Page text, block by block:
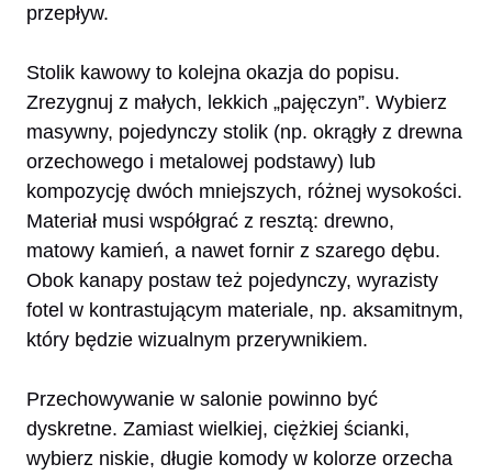
przepływ.
Stolik kawowy to kolejna okazja do popisu.
Zrezygnuj z małych, lekkich „pajęczyn”. Wybierz
masywny, pojedynczy stolik (np. okrągły z drewna
orzechowego i metalowej podstawy) lub
kompozycję dwóch mniejszych, różnej wysokości.
Materiał musi współgrać z resztą: drewno,
matowy kamień, a nawet fornir z szarego dębu.
Obok kanapy postaw też pojedynczy, wyrazisty
fotel w kontrastującym materiale, np. aksamitnym,
który będzie wizualnym przerywnikiem.
Przechowywanie w salonie powinno być
dyskretne. Zamiast wielkiej, ciężkiej ścianki,
wybierz niskie, długie komody w kolorze orzecha